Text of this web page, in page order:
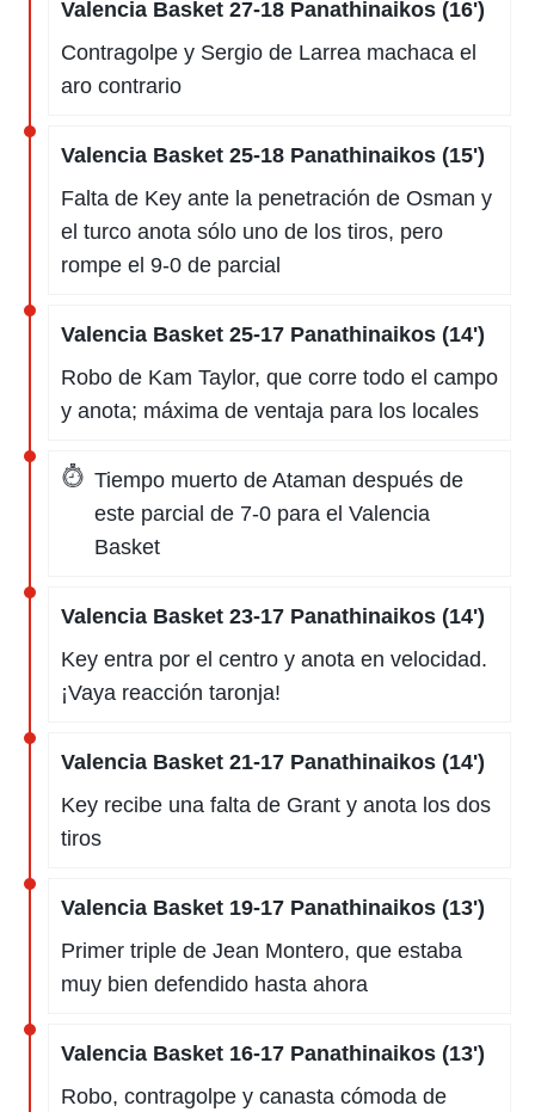
Valencia Basket 27-18 Panathinaikos (16')
Contragolpe y Sergio de Larrea machaca el
aro contrario
Valencia Basket 25-18 Panathinaikos (15')
Falta de Key ante la penetración de Osman y
el turco anota sólo uno de los tiros, pero
rompe el 9-0 de parcial
Valencia Basket 25-17 Panathinaikos (14')
Robo de Kam Taylor, que corre todo el campo
y anota; máxima de ventaja para los locales
Tiempo muerto de Ataman después de
este parcial de 7-0 para el Valencia
Basket
Valencia Basket 23-17 Panathinaikos (14')
Key entra por el centro y anota en velocidad.
¡Vaya reacción taronja!
Valencia Basket 21-17 Panathinaikos (14')
Key recibe una falta de Grant y anota los dos
tiros
Valencia Basket 19-17 Panathinaikos (13')
Primer triple de Jean Montero, que estaba
muy bien defendido hasta ahora
Valencia Basket 16-17 Panathinaikos (13')
Robo, contragolpe y canasta cómoda de